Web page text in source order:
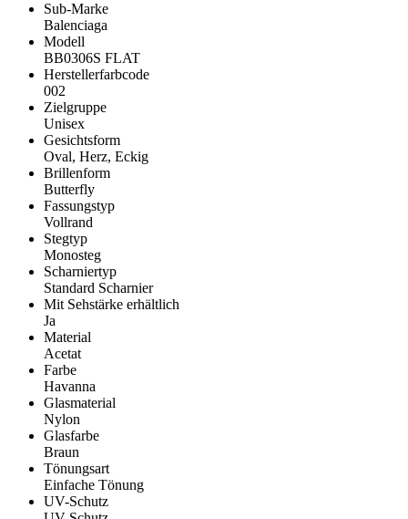
Sub-Marke
Balenciaga
Modell
BB0306S FLAT
Herstellerfarbcode
002
Zielgruppe
Unisex
Gesichtsform
Oval, Herz, Eckig
Brillenform
Butterfly
Fassungstyp
Vollrand
Stegtyp
Monosteg
Scharniertyp
Standard Scharnier
Mit Sehstärke erhältlich
Ja
Material
Acetat
Farbe
Havanna
Glasmaterial
Nylon
Glasfarbe
Braun
Tönungsart
Einfache Tönung
UV-Schutz